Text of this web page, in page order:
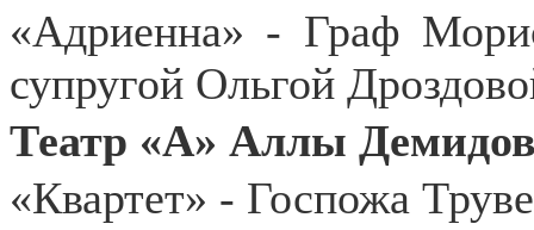
«Адриенна» - Граф
супругой Ольгой
Театр «А» Аллы
«Квартет» - Госпожа